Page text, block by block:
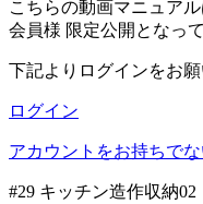
こちらの動画マニュア
会員様 限定公開となって
下記よりログインをお願
ログイン
アカウントをお持ちで
#29 キッチン造作収納02